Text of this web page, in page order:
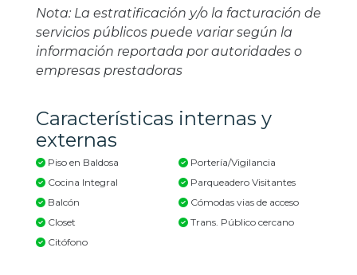
Nota: La estratificación y/o la facturación de
servicios públicos puede variar según la
información reportada por autoridades o
empresas prestadoras
Características internas y
externas
Piso en Baldosa
Cocina Integral
Balcón
Closet
Citófono
Portería/Vigilancia
Parqueadero Visitantes
Cómodas vias de acceso
Trans. Público cercano